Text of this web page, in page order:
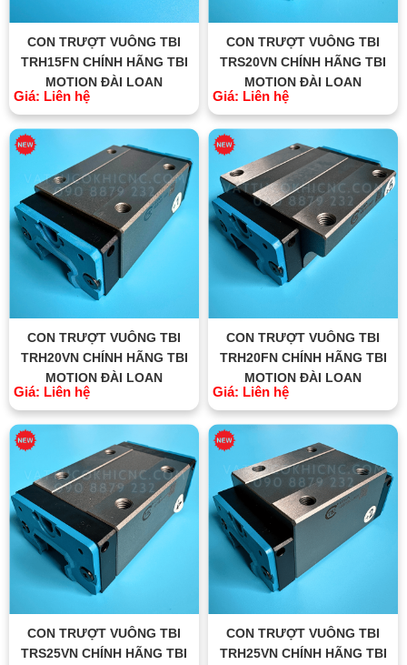
CON TRƯỢT VUÔNG TBI
TRH15FN CHÍNH HÃNG TBI
MOTION ĐÀI LOAN
Giá: Liên hệ
CON TRƯỢT VUÔNG TBI
TRS20VN CHÍNH HÃNG TBI
MOTION ĐÀI LOAN
Giá: Liên hệ
CON TRƯỢT VUÔNG TBI
TRH20VN CHÍNH HÃNG TBI
MOTION ĐÀI LOAN
Giá: Liên hệ
CON TRƯỢT VUÔNG TBI
TRH20FN CHÍNH HÃNG TBI
MOTION ĐÀI LOAN
Giá: Liên hệ
CON TRƯỢT VUÔNG TBI
TRS25VN CHÍNH HÃNG TBI
CON TRƯỢT VUÔNG TBI
TRH25VN CHÍNH HÃNG TBI